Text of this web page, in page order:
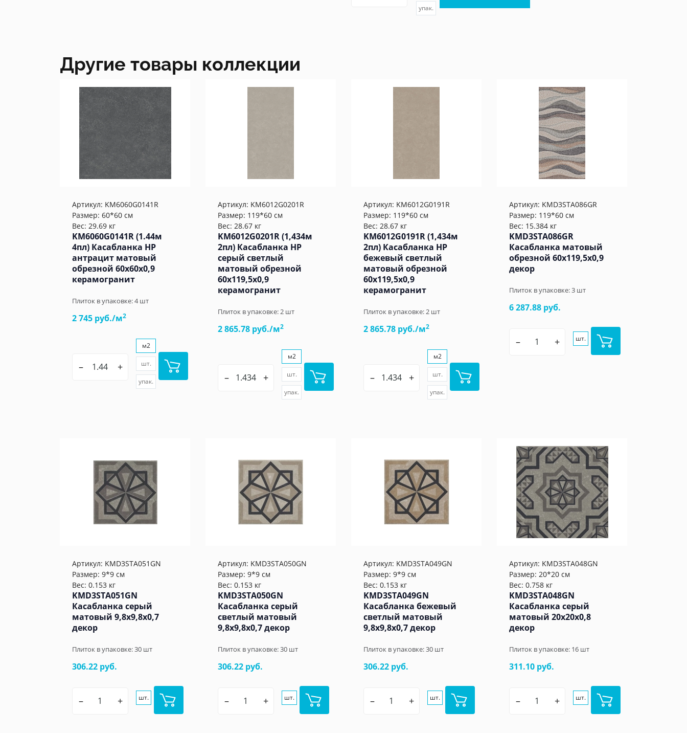
упак.
Другие товары коллекции
Артикул: KM6060G0141R
Размер: 60*60 см
Вес: 29.69 кг
KM6060G0141R (1.44м
4пл) Касабланка HP
антрацит матовый
обрезной 60x60x0,9
керамогранит
Плиток в упаковке:4шт
2 745 руб./м2
– +
м2
шт.
упак.
Артикул: KM6012G0201R
Размер: 119*60 см
Вес: 28.67 кг
KM6012G0201R (1,434м
2пл) Касабланка HP
серый светлый
матовый обрезной
60x119,5x0,9
керамогранит
Плиток в упаковке:2 шт
2 865.78 руб./м2
– +
м2
шт.
упак.
Артикул: KM6012G0191R
Размер: 119*60 см
Вес: 28.67 кг
KM6012G0191R (1,434м
2пл) Касабланка HP
бежевый светлый
матовый обрезной
60x119,5x0,9
керамогранит
Плиток в упаковке:2 шт
2 865.78 руб./м2
– +
м2
шт.
упак.
Артикул: KMD3STA086GR
Размер: 119*60 см
Вес: 15.384 кг
KMD3STA086GR
Касабланка матовый
обрезной 60x119,5x0,9
декор
Плиток в упаковке:3 шт
6 287.88 руб.
– + шт.
Артикул: KMD3STA051GN
Размер: 9*9 см
Вес: 0.153 кг
KMD3STA051GN
Касабланка серый
матовый 9,8x9,8x0,7
декор
Плиток в упаковке:30 шт
306.22 руб.
– + шт.
Артикул: KMD3STA050GN
Размер: 9*9 см
Вес: 0.153 кг
KMD3STA050GN
Касабланка серый
светлый матовый
9,8x9,8x0,7 декор
Плиток в упаковке:30 шт
306.22 руб.
– + шт.
Артикул: KMD3STA049GN
Размер: 9*9 см
Вес: 0.153 кг
KMD3STA049GN
Касабланка бежевый
светлый матовый
9,8x9,8x0,7 декор
Плиток в упаковке:30 шт
306.22 руб.
– + шт.
Артикул: KMD3STA048GN
Размер: 20*20 см
Вес: 0.758 кг
KMD3STA048GN
Касабланка серый
матовый 20x20x0,8
декор
Плиток в упаковке: 16 шт
311.10 руб.
– + шт.